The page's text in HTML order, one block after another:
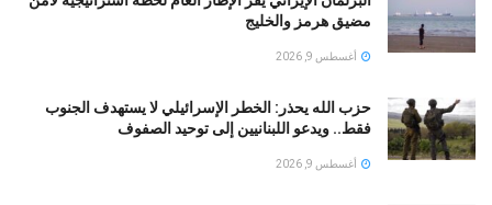
مضيق هرمز والخليج
أغسطس 9, 2026
حزب الله يحذر: الخطر الإسرائيلي لا يستهدف الجنوب
فقط.. ويدعو اللبنانيين إلى توحيد الصفوف
أغسطس 9, 2026